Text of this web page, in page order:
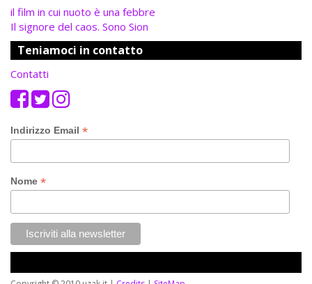
il film in cui nuoto è una febbre
Il signore del caos. Sono Sion
Teniamoci in contatto
Contatti
Indirizzo Email *
Nome *